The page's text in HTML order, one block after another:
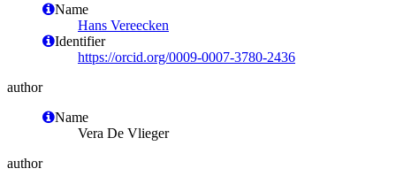
Name
Hans Vereecken
Identifier
https://orcid.org/0009-0007-3780-2436
author
Name
Vera De Vlieger
author